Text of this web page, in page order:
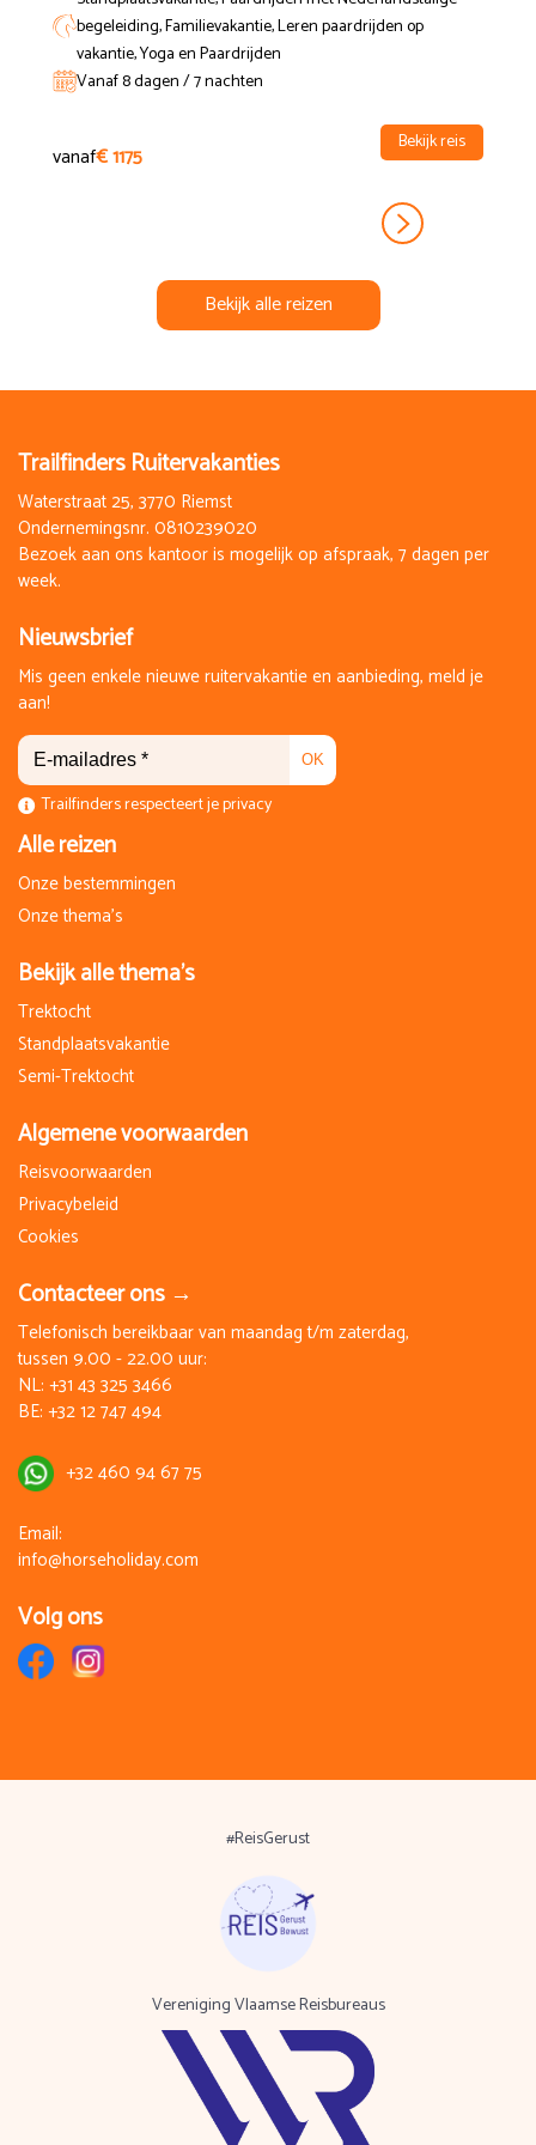
begeleiding, Familievakantie, Leren paardrijden op
vakantie, Yoga en Paardrijden
Vanaf 8 dagen / 7 nachten
vanaf€ 1175 Bekijk reis
Bekijk alle reizen
Trailfinders Ruitervakanties
Waterstraat 25, 3770 Riemst
Ondernemingsnr. 0810239020
Bezoek aan ons kantoor is mogelijk op afspraak, 7 dagen per
week.
Nieuwsbrief
Mis geen enkele nieuwe ruitervakantie en aanbieding, meld je
aan!
OK
Trailfinders respecteert je privacy
Alle reizen
Onze bestemmingen
Onze thema's
Bekijk alle thema's
Trektocht
Standplaatsvakantie
Semi-Trektocht
Algemene voorwaarden
Reisvoorwaarden
Privacybeleid
Cookies
Contacteer ons →
Telefonisch bereikbaar van maandag t/m zaterdag,
tussen 9.00 - 22.00 uur:
NL: +31 43 325 3466
BE: +32 12 747 494
+32 460 94 67 75
Email:
info@horseholiday.com
Volg ons
#ReisGerust
Vereniging Vlaamse Reisbureaus